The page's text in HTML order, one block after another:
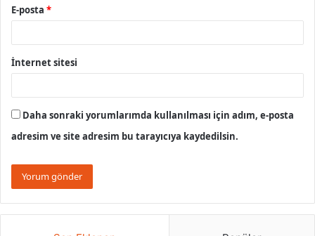
E-posta *
İnternet sitesi
Daha sonraki yorumlarımda kullanılması için adım, e-posta
adresim ve site adresim bu tarayıcıya kaydedilsin.